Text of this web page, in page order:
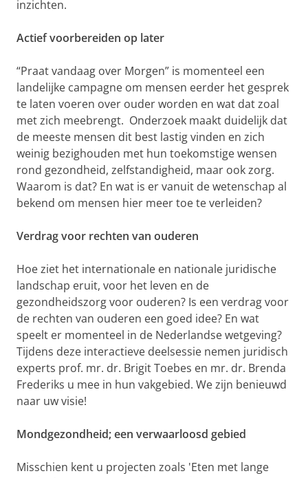
inzichten.
Actief voorbereiden op later
“Praat vandaag over Morgen” is momenteel een
landelijke campagne om mensen eerder het gesprek
te laten voeren over ouder worden en wat dat zoal
met zich meebrengt. Onderzoek maakt duidelijk dat
de meeste mensen dit best lastig vinden en zich
weinig bezighouden met hun toekomstige wensen
rond gezondheid, zelfstandigheid, maar ook zorg.
Waarom is dat? En wat is er vanuit de wetenschap al
bekend om mensen hier meer toe te verleiden?
Verdrag voor rechten van ouderen
Hoe ziet het internationale en nationale juridische
landschap eruit, voor het leven en de
gezondheidszorg voor ouderen? Is een verdrag voor
de rechten van ouderen een goed idee? En wat
speelt er momenteel in de Nederlandse wetgeving?
Tijdens deze interactieve deelsessie nemen juridisch
experts prof. mr. dr. Brigit Toebes en mr. dr. Brenda
Frederiks u mee in hun vakgebied. We zijn benieuwd
naar uw visie!
Mondgezondheid;een verwaarloosd gebied
Misschien kent u projecten zoals 'Eten met lange